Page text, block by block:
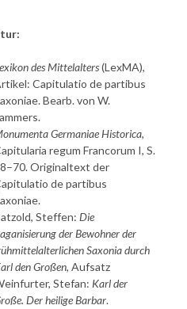
des Mittelalters(LexMA),
Capitulatio de partibus
Bearb. von W.
Germaniae Historica,
regum Francorum I, S.
Originaltext der
de partibus
Steffen: Die
der Bewohner der
Saxonia durch
den Großen, Aufsatz
Stefan: Karl der
Der heilige Barbar.